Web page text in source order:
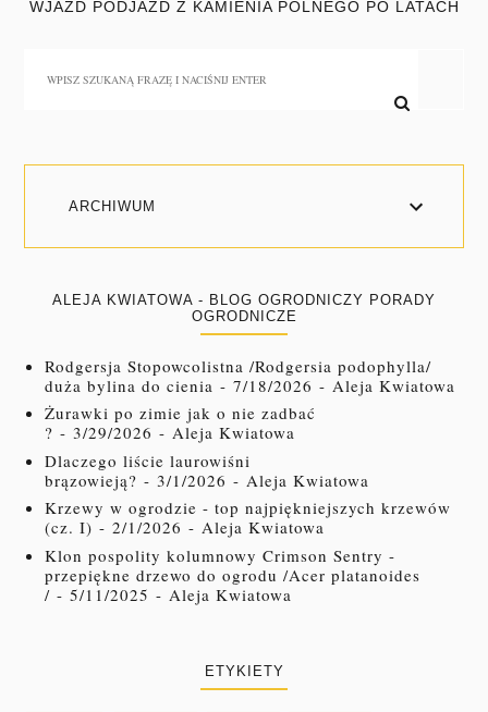
WJAZD PODJAZD Z KAMIENIA POLNEGO PO LATACH
ARCHIWUM
ALEJA KWIATOWA - BLOG OGRODNICZY PORADY
OGRODNICZE
Rodgersja Stopowcolistna /Rodgersia podophylla/
duża bylina do cienia - 7/18/2026 - Aleja Kwiatowa
Żurawki po zimie jak o nie zadbać
? - 3/29/2026 - Aleja Kwiatowa
Dlaczego liście laurowiśni
brązowieją? - 3/1/2026 - Aleja Kwiatowa
Krzewy w ogrodzie - top najpiękniejszych krzewów
(cz. I) - 2/1/2026 - Aleja Kwiatowa
Klon pospolity kolumnowy Crimson Sentry -
przepiękne drzewo do ogrodu /Acer platanoides
/ - 5/11/2025 - Aleja Kwiatowa
ETYKIETY